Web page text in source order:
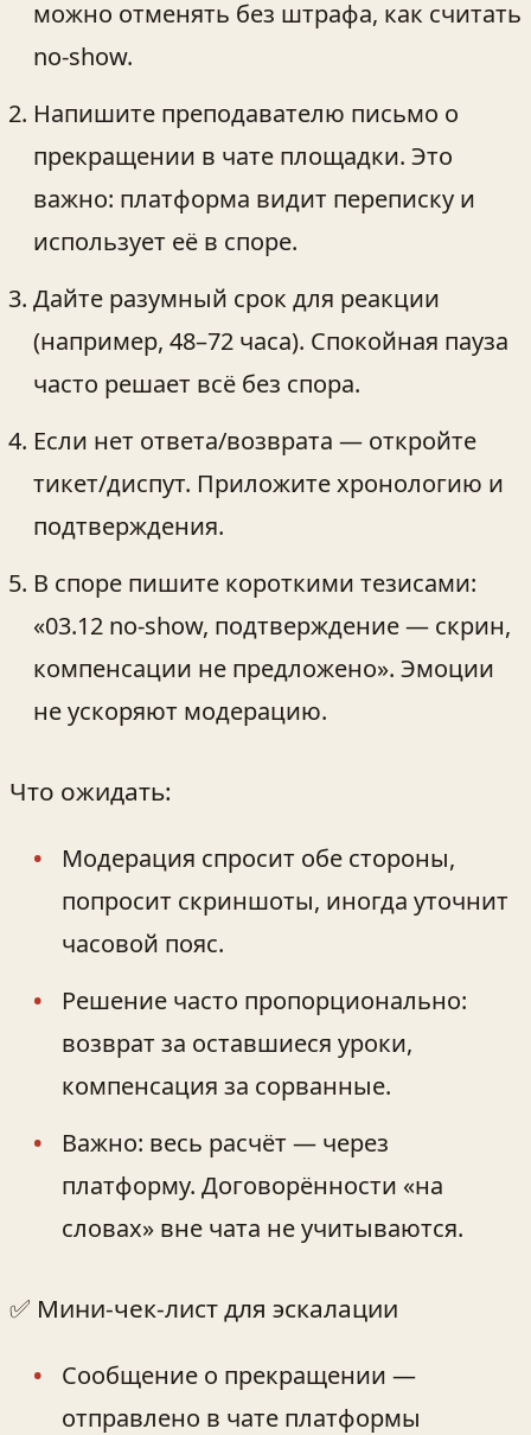
можно отменять без штрафа, как считать
no‑show.
Напишите преподавателю письмо о
прекращении в чате площадки. Это
важно: платформа видит переписку и
использует её в споре.
Дайте разумный срок для реакции
(например, 48–72 часа). Спокойная пауза
часто решает всё без спора.
Если нет ответа/возврата — откройте
тикет/диспут. Приложите хронологию и
подтверждения.
В споре пишите короткими тезисами:
«03.12 no‑show, подтверждение — скрин,
компенсации не предложено». Эмоции
не ускоряют модерацию.
Что ожидать:
Модерация спросит обе стороны,
попросит скриншоты, иногда уточнит
часовой пояс.
Решение часто пропорционально:
возврат за оставшиеся уроки,
компенсация за сорванные.
Важно: весь расчёт — через
платформу. Договорённости «на
словах» вне чата не учитываются.
✅ Мини‑чек‑лист для эскалации
Сообщение о прекращении —
отправлено в чате платформы